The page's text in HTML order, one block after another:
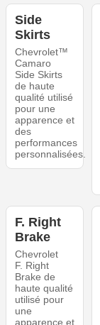
Side
Skirts
Chevrolet™
Camaro
Side Skirts
de haute
qualité utilisé
pour une
apparence et
des
performances
personnalisées.
F. Right
Brake
Chevrolet
F. Right
Brake de
haute qualité
utilisé pour
une
apparence et